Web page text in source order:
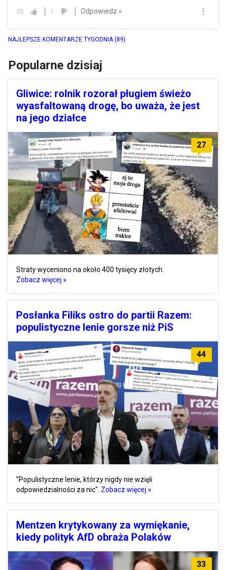
25 1 Odpowiedz »
NAJLEPSZE KOMENTARZE TYGODNIA (89)
Popularne dzisiaj
Gliwice: rolnik rozorał pługiem świeżo
wyasfaltowaną drogę, bo uważa, że jest
na jego działce
27
Straty wyceniono na około 400 tysięcy złotych.
Zobacz więcej »
Posłanka Filiks ostro do partii Razem:
populistyczne lenie gorsze niż PiS
44
"Populistyczne lenie, którzy nigdy nie wzięli
odpowiedzialności za nic". Zobacz więcej »
Mentzen krytykowany za wymiękanie,
kiedy polityk AfD obraża Polaków
33